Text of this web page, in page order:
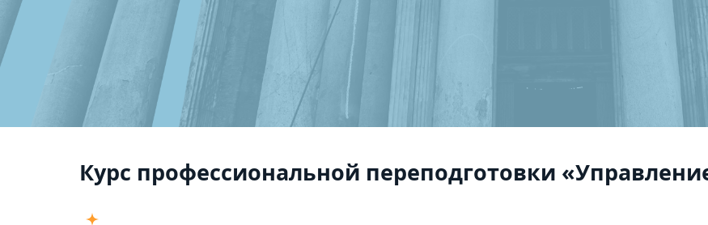
Курс профессиональной переподготовки